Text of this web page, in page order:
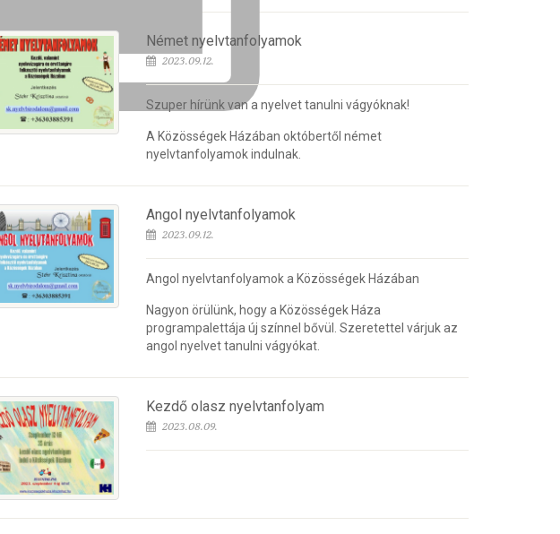
Német nyelvtanfolyamok
2023.09.12.
Szuper hírünk van a nyelvet tanulni vágyóknak!
A Közösségek Házában októbertől német
nyelvtanfolyamok indulnak.
Angol nyelvtanfolyamok
2023.09.12.
Angol nyelvtanfolyamok a Közösségek Házában
Nagyon örülünk, hogy a Közösségek Háza
programpalettája új színnel bővül. Szeretettel várjuk az
angol nyelvet tanulni vágyókat.
Kezdő olasz nyelvtanfolyam
2023.08.09.